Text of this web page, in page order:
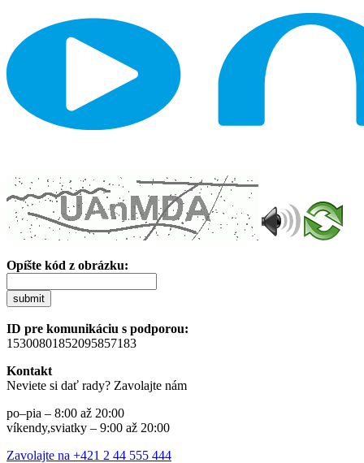
Opíšte kód z obrázku:
submit
ID pre komunikáciu s podporou:
15300801852095857183
Kontakt
Neviete si dať rady? Zavolajte nám
po–pia – 8:00 až 20:00
víkendy,sviatky – 9:00 až 20:00
Zavolajte na +421 2 44 555 444